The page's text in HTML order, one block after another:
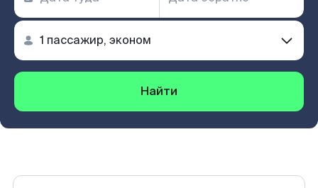
Найти